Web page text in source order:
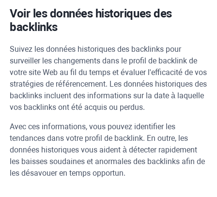
Voir les données historiques des
backlinks
Suivez les données historiques des backlinks pour
surveiller les changements dans le profil de backlink de
votre site Web au fil du temps et évaluer l'efficacité de vos
stratégies de référencement. Les données historiques des
backlinks incluent des informations sur la date à laquelle
vos backlinks ont été acquis ou perdus.
Avec ces informations, vous pouvez identifier les
tendances dans votre profil de backlink. En outre, les
données historiques vous aident à détecter rapidement
les baisses soudaines et anormales des backlinks afin de
les désavouer en temps opportun.